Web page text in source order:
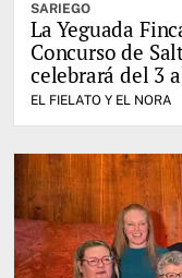
SARIEGO
La Yeguada
Concurso de
celebrará del 3
EL FIELATO Y EL NORA